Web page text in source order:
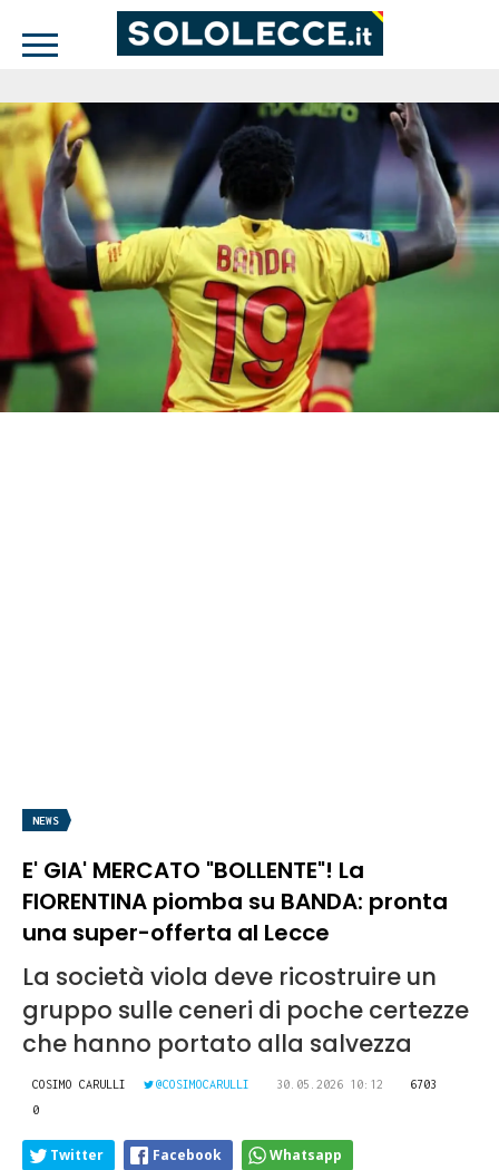
NEWS
E' GIA' MERCATO "BOLLENTE"! La
FIORENTINA piomba su BANDA: pronta
una super-offerta al Lecce
La società viola deve ricostruire un
gruppo sulle ceneri di poche certezze
che hanno portato alla salvezza
COSIMO CARULLI @COSIMOCARULLI 30.05.2026 10:12
6703
0
Twitter Facebook Whatsapp